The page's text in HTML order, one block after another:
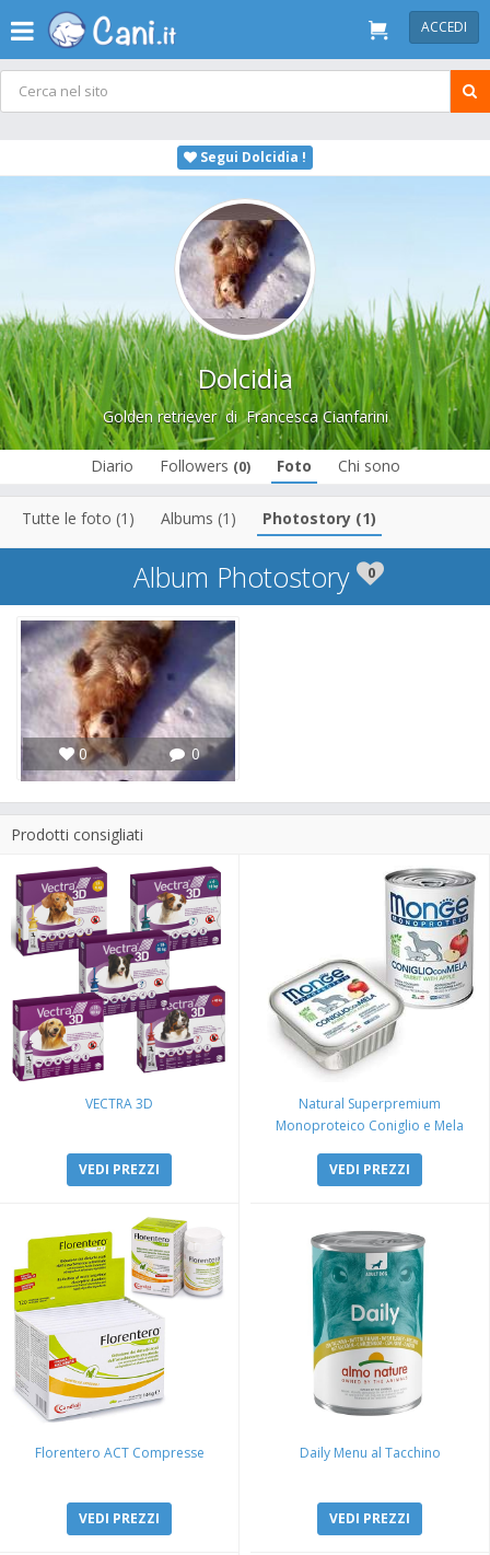
ACCEDI
Segui Dolcidia !
Dolcidia
Golden retrieverdiFrancesca Cianfarini
Diario Followers (0) Foto Chi sono
Tutte le foto (1) Albums (1) Photostory (1)
Album Photostory 0
0 0
Prodotti consigliati
VECTRA 3D
VEDI PREZZI
Natural Superpremium
Monoproteico Coniglio e Mela
VEDI PREZZI
Florentero ACT Compresse
VEDI PREZZI
Daily Menu al Tacchino
VEDI PREZZI